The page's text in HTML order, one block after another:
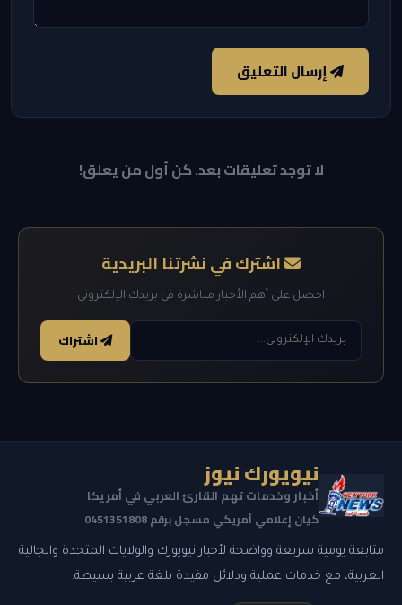
إرسال التعليق
لا توجد تعليقات بعد. كن أول من يعلق!
اشترك في نشرتنا البريدية
احصل على أهم الأخبار مباشرة في بريدك الإلكتروني
اشتراك
نيويورك نيوز
أخبار وخدمات تهم القارئ العربي في أمريكا
كيان إعلامي أمريكي مسجل برقم 0451351808
متابعة يومية سريعة وواضحة لأخبار نيويورك والولايات المتحدة والجالية
العربية، مع خدمات عملية ودلائل مفيدة بلغة عربية بسيطة.